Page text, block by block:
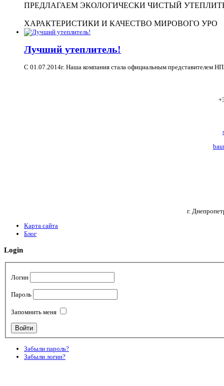
ПРЕДЛАГАЕМ ЭКОЛОГИЧЕСКИ ЧИСТЫЙ
ХАРАКТЕРИСТИКИ И КАЧЕСТВО МИРОВОГО УРО
Лучший утеплитель!
С 01.07.2014г. Наша компания стала официальным представителем
г.
Карта сайта
Блог
Login
Логин
Пароль
Запомнить меня
Забыли пароль?
Забыли логин?